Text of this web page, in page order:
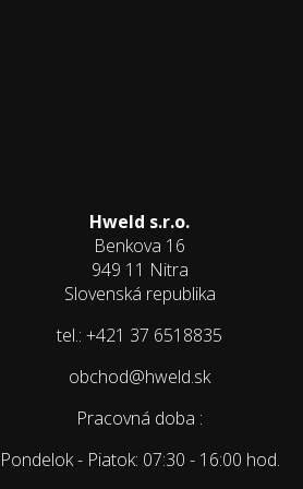
Hweld s.r.o.
Benkova 16
949 11 Nitra
Slovenská republika
tel.: +421 37 6518835
obchod@hweld.sk
Pracovná doba :
Pondelok - Piatok: 07:30 - 16:00 hod.